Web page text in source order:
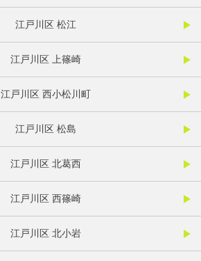
江戸川区 松江
江戸川区 上篠崎
江戸川区 西小松川町
江戸川区 松島
江戸川区 北葛西
江戸川区 西篠崎
江戸川区 北小岩